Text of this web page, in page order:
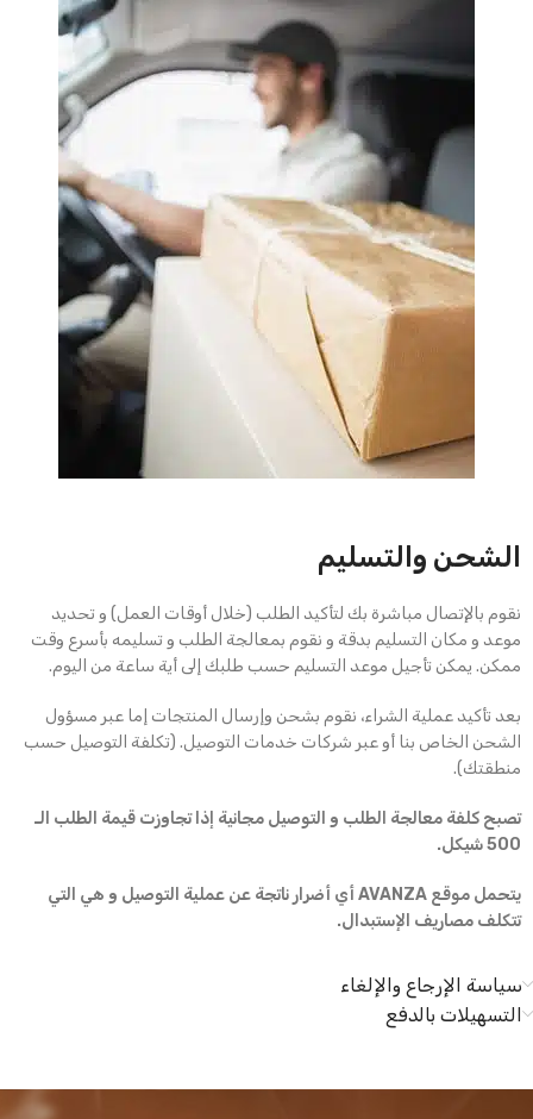
الشحن والتسليم
نقوم بالإتصال مباشرة بك لتأكيد الطلب (خلال أوقات العمل) و تحديد
موعد و مكان التسليم بدقة و نقوم بمعالجة الطلب و تسليمه بأسرع وقت
ممكن. يمكن تأجيل موعد التسليم حسب طلبك إلى أية ساعة من اليوم.
بعد تأكيد عملية الشراء، نقوم بشحن وإرسال المنتجات إما عبر مسؤول
الشحن الخاص بنا أو عبر شركات خدمات التوصيل. (تكلفة التوصيل حسب
منطقتك).
تصبح كلفة معالجة الطلب و التوصيل مجانية إذا تجاوزت قيمة الطلب الـ
500 شيكل.
يتحمل موقع AVANZA أي أضرار ناتجة عن عملية التوصيل و هي التي
تتكلف مصاريف الإستبدال.
سياسة الإرجاع والإلغاء
التسهيلات بالدفع